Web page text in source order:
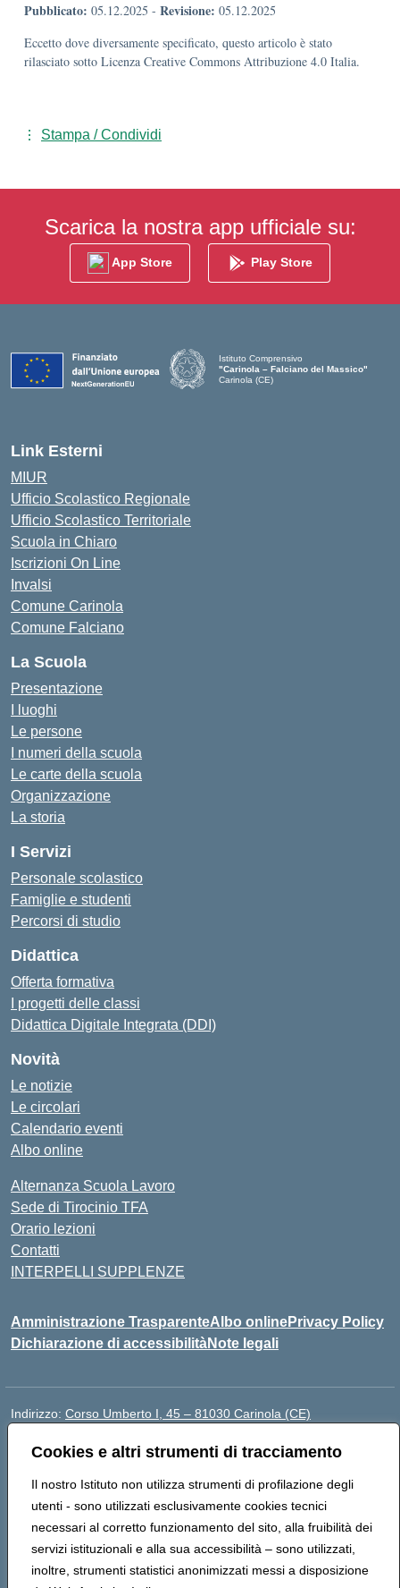
Cookies e altri strumenti di tracciamento
Il nostro Istituto non utilizza strumenti di profilazione degli
utenti - sono utilizzati esclusivamente cookies tecnici
necessari al corretto funzionamento del sito, alla fruibilità dei
servizi istituzionali e alla sua accessibilità – sono utilizzati,
inoltre, strumenti statistici anonimizzati messi a disposizione
Pubblicato: 05.12.2025 - Revisione: 05.12.2025
Eccetto dove diversamente specificato, questo articolo è stato
rilasciato sotto Licenza Creative Commons Attribuzione 4.0 Italia.
Stampa / Condividi
Scarica la nostra app ufficiale su:
App Store Play Store
Istituto Comprensivo
"Carinola – Falciano del Massico"
Carinola (CE)
Link Esterni
MIUR
Ufficio Scolastico Regionale
Ufficio Scolastico Territoriale
Scuola in Chiaro
Iscrizioni On Line
Invalsi
Comune Carinola
Comune Falciano
La Scuola
Presentazione
I luoghi
Le persone
I numeri della scuola
Le carte della scuola
Organizzazione
La storia
I Servizi
Personale scolastico
Famiglie e studenti
Percorsi di studio
Didattica
Offerta formativa
I progetti delle classi
Didattica Digitale Integrata (DDI)
Novità
Le notizie
Le circolari
Calendario eventi
Albo online
Alternanza Scuola Lavoro
Sede di Tirocinio TFA
Orario lezioni
Contatti
INTERPELLI SUPPLENZE
Amministrazione TrasparenteAlbo onlinePrivacy Policy
Dichiarazione di accessibilitàNote legali
Indirizzo: Corso Umberto I, 45 – 81030 Carinola (CE)
Posta elettronica certificata (PEC):ceic88700p@pec.istruzione.it
Codice fiscale: 95014250617
Codice meccanografico: CEIC88700P
Codice Indice delle Pubbliche Amministrazioni (IPA):